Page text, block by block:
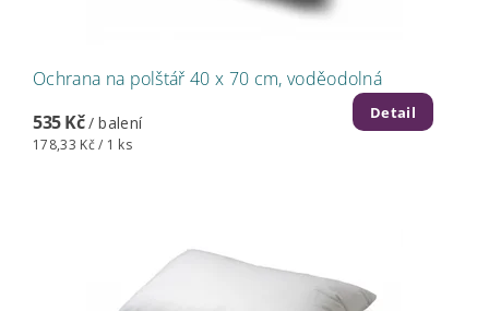
Ochrana na polštář 40 x 70 cm, voděodolná
535 Kč/ balení
178,33 Kč / 1 ks
Detail